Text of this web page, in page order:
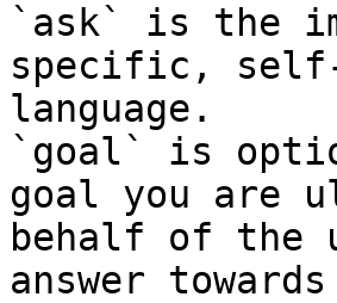
`ask` is the
specific,
language.
`goal` is
goal you are
behalf of the
answer